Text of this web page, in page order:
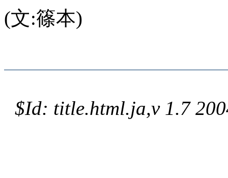
(文:篠本)
$Id: title.html.ja,v 1.7